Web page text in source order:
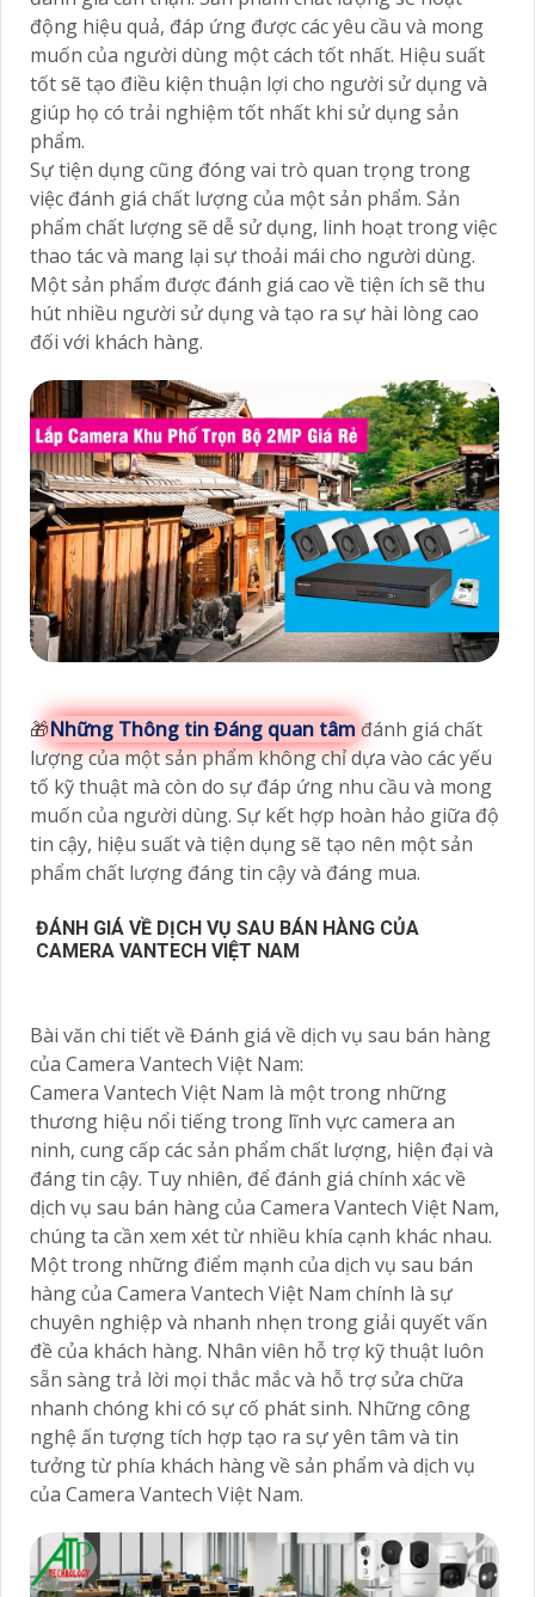
động hiệu quả, đáp ứng được các yêu cầu và mong
muốn của người dùng một cách tốt nhất. Hiệu suất
tốt sẽ tạo điều kiện thuận lợi cho người sử dụng và
giúp họ có trải nghiệm tốt nhất khi sử dụng sản
phẩm.
Sự tiện dụng cũng đóng vai trò quan trọng trong
việc đánh giá chất lượng của một sản phẩm. Sản
phẩm chất lượng sẽ dễ sử dụng, linh hoạt trong việc
thao tác và mang lại sự thoải mái cho người dùng.
Một sản phẩm được đánh giá cao về tiện ích sẽ thu
hút nhiều người sử dụng và tạo ra sự hài lòng cao
đối với khách hàng.
🎁Những Thông tin Đáng quan tâm đánh giá chất
lượng của một sản phẩm không chỉ dựa vào các yếu
tố kỹ thuật mà còn do sự đáp ứng nhu cầu và mong
muốn của người dùng. Sự kết hợp hoàn hảo giữa độ
tin cậy, hiệu suất và tiện dụng sẽ tạo nên một sản
phẩm chất lượng đáng tin cậy và đáng mua.
ĐÁNH GIÁ VỀ DỊCH VỤ SAU BÁN HÀNG CỦA
CAMERA VANTECH VIỆT NAM
Bài văn chi tiết về Đánh giá về dịch vụ sau bán hàng
của Camera Vantech Việt Nam:
Camera Vantech Việt Nam là một trong những
thương hiệu nổi tiếng trong lĩnh vực camera an
ninh, cung cấp các sản phẩm chất lượng, hiện đại và
đáng tin cậy. Tuy nhiên, để đánh giá chính xác về
dịch vụ sau bán hàng của Camera Vantech Việt Nam,
chúng ta cần xem xét từ nhiều khía cạnh khác nhau.
Một trong những điểm mạnh của dịch vụ sau bán
hàng của Camera Vantech Việt Nam chính là sự
chuyên nghiệp và nhanh nhẹn trong giải quyết vấn
đề của khách hàng. Nhân viên hỗ trợ kỹ thuật luôn
sẵn sàng trả lời mọi thắc mắc và hỗ trợ sửa chữa
nhanh chóng khi có sự cố phát sinh. Những công
nghệ ấn tượng tích hợp tạo ra sự yên tâm và tin
tưởng từ phía khách hàng về sản phẩm và dịch vụ
của Camera Vantech Việt Nam.